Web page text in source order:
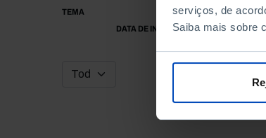
serviços, de
Saiba mais sobre
TEMA
DATA DE INÍCIO